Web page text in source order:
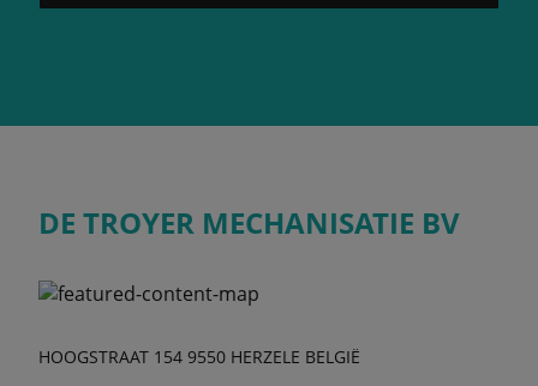
DE TROYER MECHANISATIE BV
HOOGSTRAAT 154 9550 HERZELE BELGIË